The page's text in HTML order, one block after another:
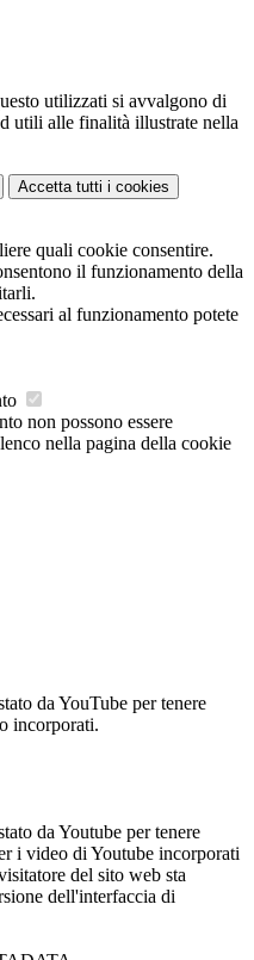
utilizzati si avvalgono di
utili alle finalità illustrate nella
Accetta tutti i cookies
quali cookie consentire.
il funzionamento della
al funzionamento potete
non possono essere
nella pagina della cookie
da YouTube per tenere
incorporati.
da Youtube per tenere
i video di Youtube incorporati
del sito web sta
dell'interfaccia di